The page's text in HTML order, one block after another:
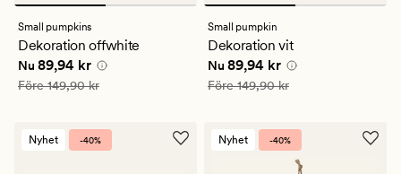
omdömen
med
ett
genomsnittligt
betyg
på
5
Small pumpkins
Dekoration offwhite
Nuvarande pris
Nu 89,94 kr
Ordinarie pris 149,90 kr
Före149,90 kr
omdömen
med
ett
genomsnittligt
betyg
på
4
Small pumpkin
Dekoration vit
Nuvarande pris
Nu 89,94 kr
Ordinarie pris 149,90 kr
Före149,90 kr
Nyhet -40% Nyhet -40%